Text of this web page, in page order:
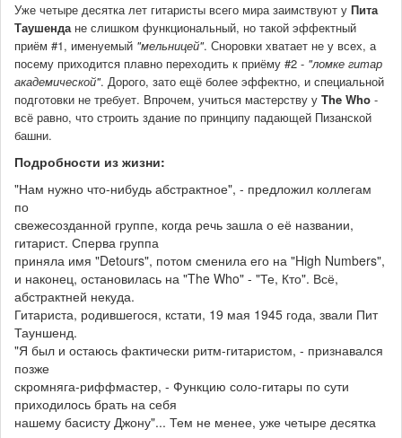
Уже четыре десятка лет гитаристы всего мира заимствуют у Пита
Таушендане слишком функциональный, но такой эффектный
приём #1, именуемый "мельницей". Сноровки хватает не у всех, а
посему приходится плавно переходить к приёму #2 - "ломке гитар
академической". Дорого, зато ещё более эффектно, и специальной
подготовки не требует. Впрочем, учиться мастерству у The Who -
всё равно, что строить здание по принципу падающей Пизанской
башни.
Подробности из жизни:
"Нам нужно что-нибудь абстрактное", - предложил коллегам
по
свежесозданной группе, когда речь зашла о её названии,
гитарист. Сперва группа
приняла имя "Detours", потом сменила его на "High Numbers",
и наконец, остановилась на "The Who" - "Те, Кто". Всё,
абстрактней некуда.
Гитариста, родившегося, кстати, 19 мая 1945 года, звали Пит
Тауншенд.
"Я был и остаюсь фактически ритм-гитаристом, - признавался
позже
скромняга-риффмастер, - Функцию соло-гитары по сути
приходилось брать на себя
нашему басисту Джону"... Тем не менее, уже четыре десятка